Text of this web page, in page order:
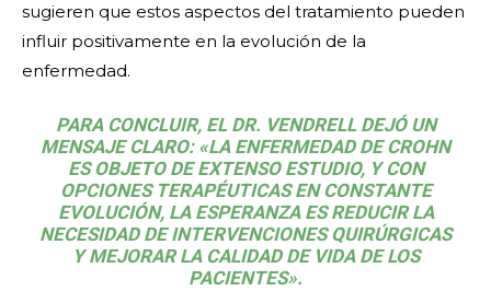
sugieren que estos aspectos del tratamiento pueden
influir positivamente en la evolución de la
enfermedad.
PARA CONCLUIR, EL DR. VENDRELL DEJÓ UN
MENSAJE CLARO: «LA ENFERMEDAD DE CROHN
ES OBJETO DE EXTENSO ESTUDIO, Y CON
OPCIONES TERAPÉUTICAS EN CONSTANTE
EVOLUCIÓN, LA ESPERANZA ES REDUCIR LA
NECESIDAD DE INTERVENCIONES QUIRÚRGICAS
Y MEJORAR LA CALIDAD DE VIDA DE LOS
PACIENTES».